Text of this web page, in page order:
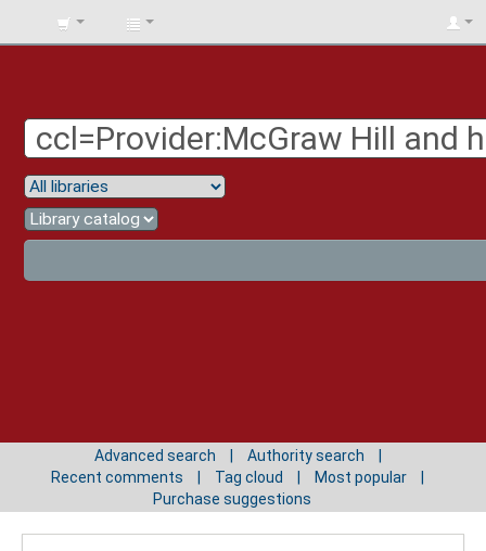
BIBLIOTECA
Advanced search
Authority search
Recent comments
Tag cloud
Most popular
Purchase suggestions